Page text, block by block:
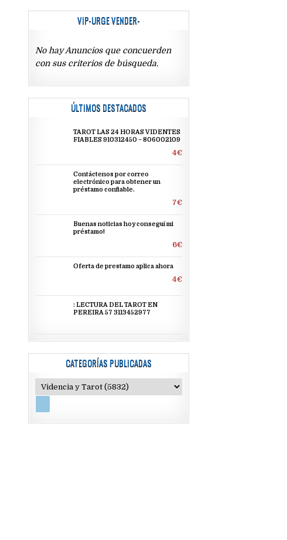
VIP-URGE VENDER-
No hay Anuncios que concuerden
con sus criterios de búsqueda.
ÚLTIMOS DESTACADOS
TAROT LAS 24 HORAS VIDENTES
FIABLES 910312450 – 806002109
4€
Contáctenos por correo
electrónico para obtener un
préstamo confiable.
7€
Buenas noticias hoy conseguí mi
préstamo!
6€
Oferta de prestamo aplica ahora
4€
: LECTURA DEL TAROT EN
PEREIRA 57 3113452977
CATEGORÍAS PUBLICADAS